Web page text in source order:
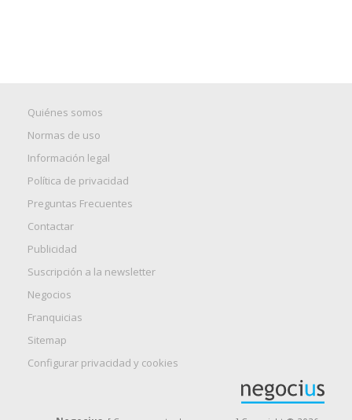
Quiénes somos
Normas de uso
Información legal
Política de privacidad
Preguntas Frecuentes
Contactar
Publicidad
Suscripción a la newsletter
Negocios
Franquicias
Sitemap
Configurar privacidad y cookies